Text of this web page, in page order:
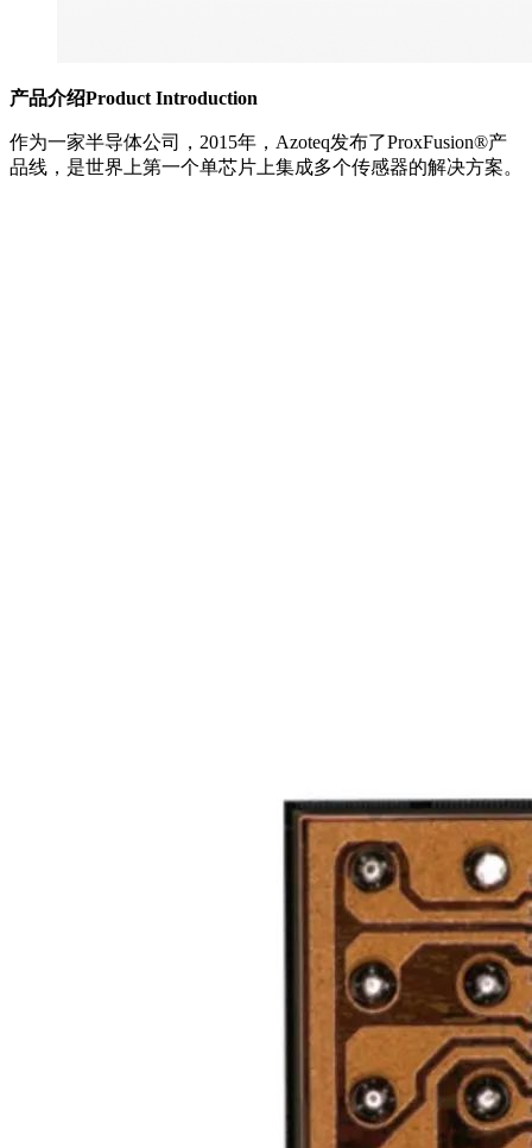
产品介绍Product Introduction
作为一家半导体公司，2015年，Azoteq发布了ProxFusion®产
品线，是世界上第一个单芯片上集成多个传感器的解决方案。